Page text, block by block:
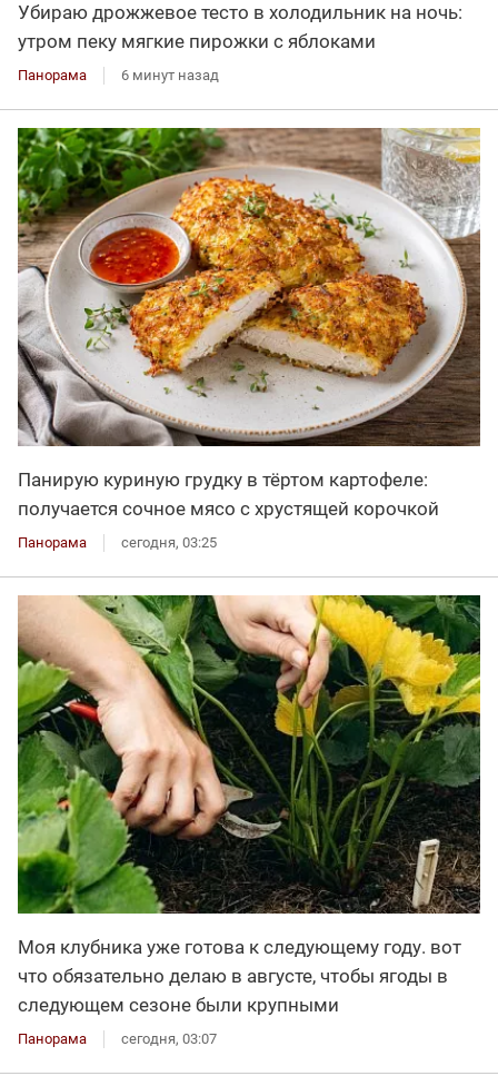
Убираю дрожжевое тесто в холодильник на ночь:
утром пеку мягкие пирожки с яблоками
Панорама 6 минут назад
Панирую куриную грудку в тёртом картофеле:
получается сочное мясо с хрустящей корочкой
Панорама сегодня, 03:25
Моя клубника уже готова к следующему году. вот
что обязательно делаю в августе, чтобы ягоды в
следующем сезоне были крупными
Панорама сегодня, 03:07